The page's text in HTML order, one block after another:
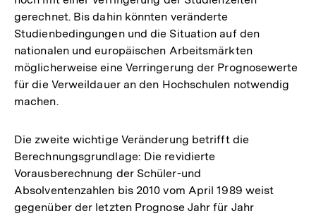
gerechnet. Bis dahin könnten veränderte
Studienbedingungen und die Situation auf den
nationalen und europäischen Arbeitsmärkten
möglicherweise eine Verringerung der Prognosewerte
für die Verweildauer an den Hochschulen notwendig
machen.
Die zweite wichtige Veränderung betrifft die
Berechnungsgrundlage: Die revidierte
Vorausberechnung der Schüler-und
Absolventenzahlen bis 2010 vom April 1989 weist
gegenüber der letzten Prognose Jahr für Jahr